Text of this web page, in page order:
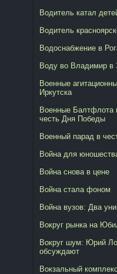
Водитель катал
Водитель
Водоснабжение в
Воду во Владимир в
Военные
Иркутска
Военные Балтфлота
честь Дня Победы
Военный парад в
Война для
Война снова в цене
Война стала фоном
Война вузов: Два
Вокруг рынка на
Вокруг шум: Юрий
обсуждают
Вокзальный